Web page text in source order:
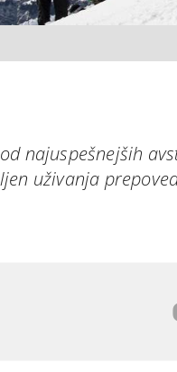
najuspešnejših
uživanja